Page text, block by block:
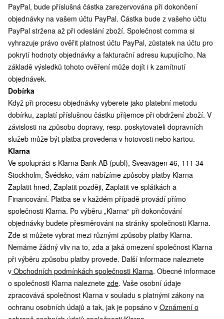
PayPal, bude příslušná částka zarezervována při dokončení
objednávky na vašem účtu PayPal. Částka bude z vašeho účtu
PayPal stržena až při odeslání zboží. Společnost comma si
vyhrazuje právo ověřit platnost účtu PayPal, zůstatek na účtu pro
pokrytí hodnoty objednávky a fakturační adresu kupujícího. Na
základě výsledků tohoto ověření může dojít i k zamítnutí
objednávek.
Dobírka
Když při procesu objednávky vyberete jako platební metodu
dobírku, zaplatí příslušnou částku příjemce při obdržení zboží. V
závislosti na způsobu dopravy, resp. poskytovateli dopravních
služeb může být platba provedena v hotovosti nebo kartou.
Klarna
Ve spolupráci s Klarna Bank AB (publ), Sveavägen 46, 111 34
Stockholm, Švédsko, vám nabízíme způsoby platby Klarna
Zaplatit hned, Zaplatit později, Zaplatit ve splátkách a
Financování. Platba se v každém případě provádí přímo
společnosti Klarna. Po výběru „Klarna“ při dokončování
objednávky budete přesměrováni na stránky společnosti Klarna.
Zde si můžete vybrat mezi různými způsoby platby Klarna.
Nemáme žádný vliv na to, zda a jaká omezení společnost Klarna
při výběru způsobu platby provede. Další informace naleznete
v Obchodních podmínkách společnosti Klarna. Obecné informace
o společnosti Klarna naleznete zde. Vaše osobní údaje
zpracovává společnost Klarna v souladu s platnými zákony na
ochranu osobních údajů a tak, jak je popsáno v Oznámení o